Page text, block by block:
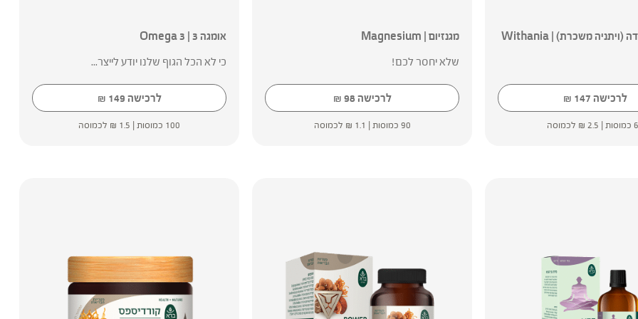
שורש אשווגנדה (ויתניה משכרת) | Withania
לרכישה ₪ 147
|
₪ 2.5 לכמוסה
מגנזיום | Magnesium
שלא יחסר לכם!
לרכישה ₪ 98
90 כמוסות | ₪ 1.1 לכמוסה
אומגה 3 | Omega 3
כי לא הכל הגוף שלנו יודע לייצר...
לרכישה ₪ 149
100 כמוסות | ₪ 1.5 לכמוסה